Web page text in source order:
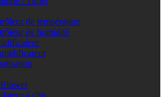
de température
de humidité